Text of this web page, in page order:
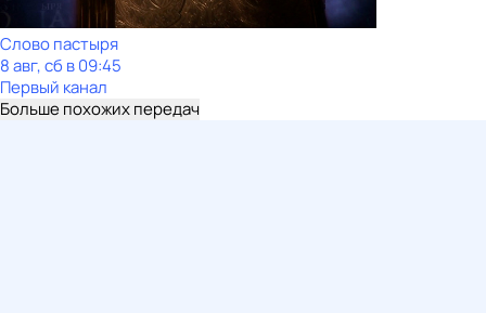
Слово пастыря
8 авг, сб в 09:45
Первый канал
Больше похожих передач